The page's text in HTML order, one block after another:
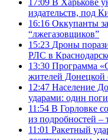
издательств, под
16:16 Оккупанты
“лжегазовщиков”
15:23 Дроны
РЛС в
13:30 Программа
жителей Донецкой
12:47 Население
ударами: один
11:54 В Горловке
из подробностей –
11:01 Ракетный